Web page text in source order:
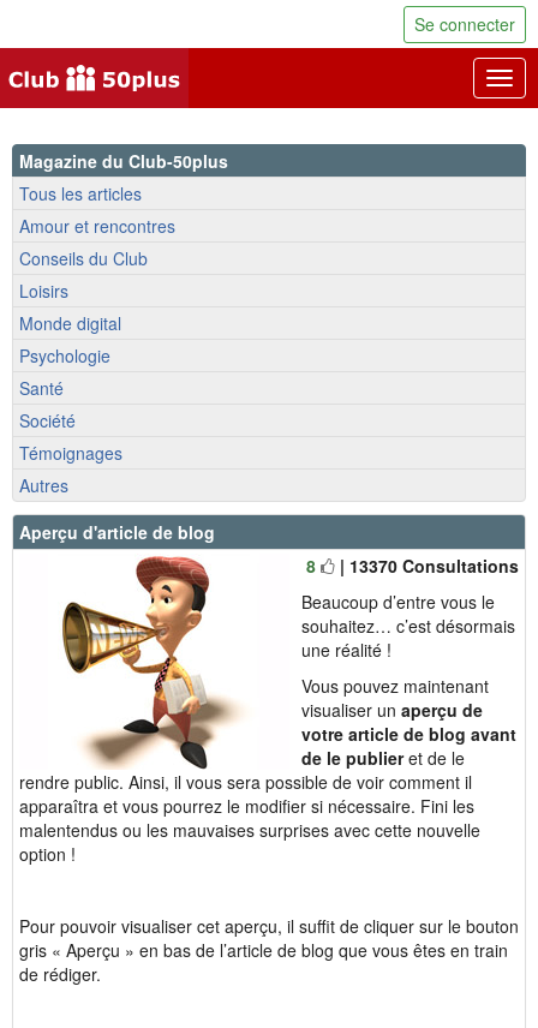
Se connecter
Magazine du Club-50plus
Tous les articles
Amour et rencontres
Conseils du Club
Loisirs
Monde digital
Psychologie
Santé
Société
Témoignages
Autres
Aperçu d'article de blog
8
| 13370 Consultations
Beaucoup d’entre vous le
souhaitez… c’est désormais
une réalité !
Vous pouvez maintenant
visualiser un aperçu de
votre article de blog avant
de le publieret de le
rendre public. Ainsi, il vous sera possible de voir comment il
apparaîtra et vous pourrez le modifier si nécessaire. Fini les
malentendus ou les mauvaises surprises avec cette nouvelle
option !
Pour pouvoir visualiser cet aperçu, il suffit de cliquer sur le bouton
gris « Aperçu » en bas de l’article de blog que vous êtes en train
de rédiger.